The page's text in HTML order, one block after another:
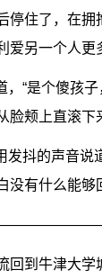
停住了，在
爱另一个人
，“是个傻孩
脸颊上直滚下
发抖的声音说
没有什么能够
回到牛津大学